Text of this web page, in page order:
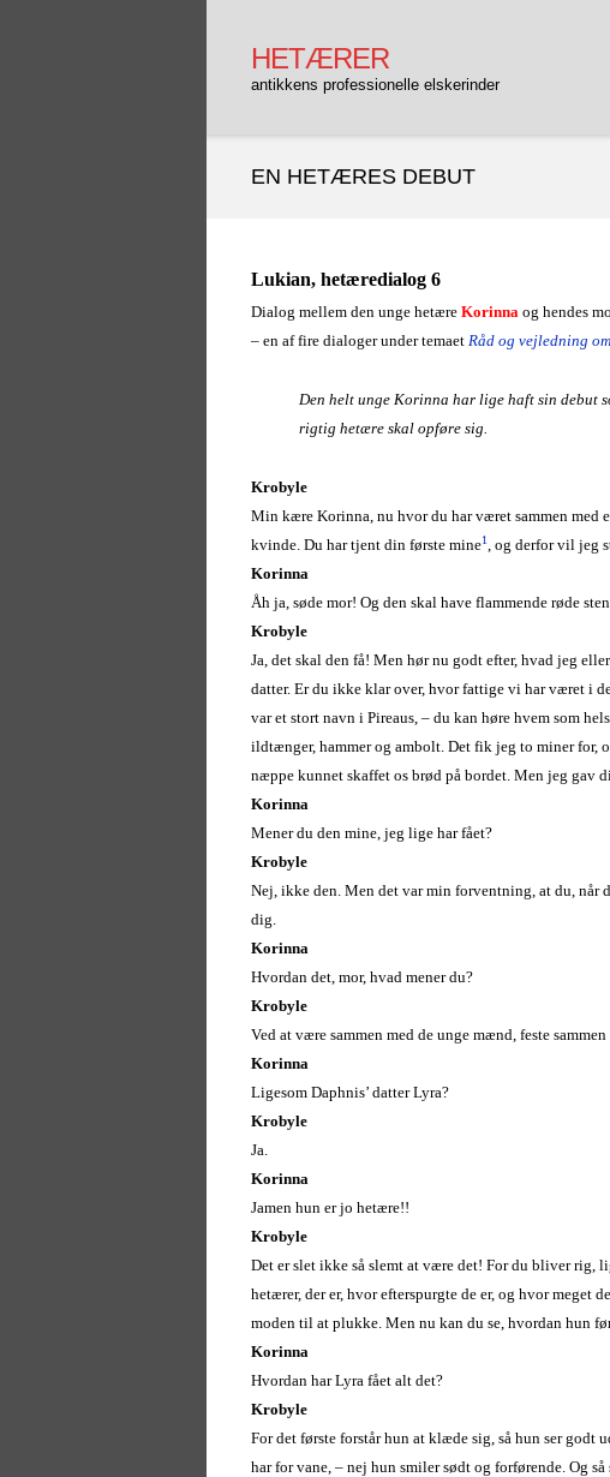
indholdHETÆRER
antikkens professionelle elskerinder
EN HETÆRES DEBUT
Lukian, hetæredialog 6
Dialog mellem den unge hetæreKorinna og hendes
– en af fire dialoger under temaet Råd og vejledning
Den helt unge Korinna har lige haft sin debut
rigtig hetære skal opføre sig.
Krobyle
Min kære Korinna, nu hvor du har været sammen med
kvinde. Du har tjent din første mine1
, og derfor vil jeg
Korinna
Åh ja, søde mor! Og den skal have flammende røde
Krobyle
Ja, det skal den få! Men hør nu godt efter, hvad jeg
datter. Er du ikke klar over, hvor fattige vi har været i
var et stort navn i Pireaus, – du kan høre hvem som
ildtænger, hammer og ambolt. Det fik jeg to miner for,
næppe kunnet skaffet os brød på bordet. Men jeg gav
Korinna
Mener du den mine, jeg lige har fået?
Krobyle
Nej, ikke den. Men det var min forventning, at du, når
dig.
Korinna
Hvordan det, mor, hvad mener du?
Krobyle
Ved at være sammen med de unge mænd, feste
Korinna
Ligesom Daphnis’ datter Lyra?
Krobyle
Ja.
Korinna
Jamen hun er jo hetære!!
Krobyle
Det er slet ikke så slemt at være det! For du bliver rig,
hetærer, der er, hvor efterspurgte de er, og hvor meget
moden til at plukke. Men nu kan du se, hvordan hun
Korinna
Hvordan har Lyra fået alt det?
Krobyle
For det første forstår hun at klæde sig, så hun ser
har for vane, – nej hun smiler sødt og forførende. Og